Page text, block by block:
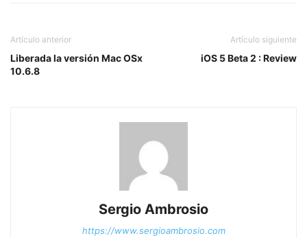
Artículo anterior
Liberada la versión Mac OSx
10.6.8
Artículo siguiente
iOS 5 Beta 2 : Review
Sergio Ambrosio
https://www.sergioambrosio.com